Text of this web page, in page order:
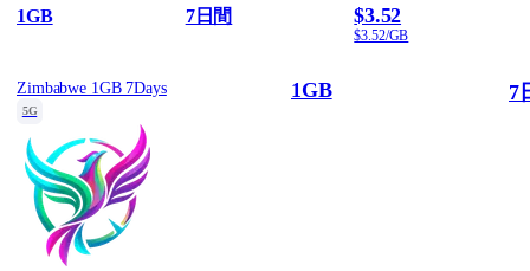
1GB 7日間 $3.52
$3.52/GB
Zimbabwe 1GB 7Days
5G
1GB 7